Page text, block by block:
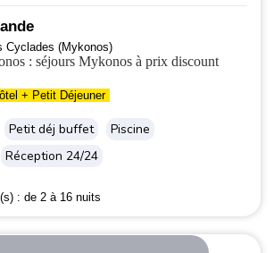
Cyclades (Mykonos)
+ Petit Déjeuner
Petit déj buffet
Piscine
Réception 24/24
: de 2 à 16 nuits